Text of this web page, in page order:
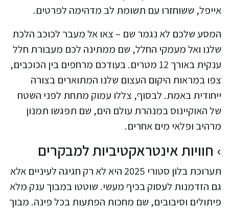
אייפל, ששוחזרו עם תשומת לב מדהימה לפרטים.
המסע שלכם לא נגמר שם – צאו אל מעבר לכוכב הלכת
שלנו ואל מעמקי החלל, שם ממתינה לכם מעבורת חלל
ענקית באורך 12 מטרים. בעודכם מרחפים בין הכוכבים,
צפו במראות היקום העצום שלנו המתוארים בצורה
ייחודית באמת. לבסוף, צללו עמוק מתחת לפני השטח
של האוקיינוס במנהרת עולם הים, שם תפגשו תמנון
מרהיב ופלאי מים אחרים.
חוויות אינטראקטיביות למבקרים
תערוכת בלון סטורי 2025 היא לא רק חגיגה לעיניים אלא
גם הזדמנות לעסוק בכיף מעשי. שוטטו במבוך ענק מלא
פיתולים וסיבובים, שם מחכות הפתעות בכל פינה. מבוך